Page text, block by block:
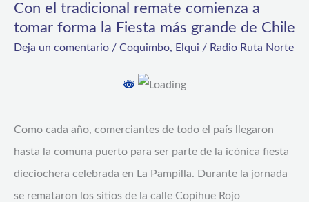
Con el tradicional remate comienza a
tomar forma la Fiesta más grande de Chile
Deja un comentario / Coquimbo, Elqui / Radio Ruta Norte
Como cada año, comerciantes de todo el país llegaron
hasta la comuna puerto para ser parte de la icónica fiesta
dieciochera celebrada en La Pampilla. Durante la jornada
se remataron los sitios de la calle Copihue Rojo
tradicional
forma
la
Fiesta